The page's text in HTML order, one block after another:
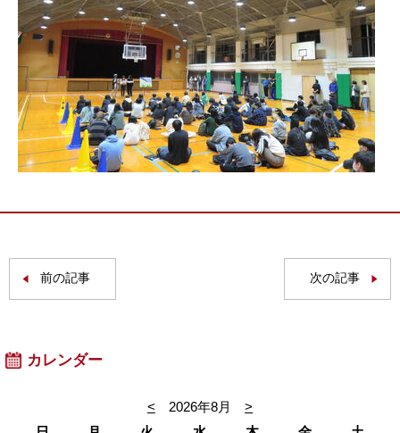
前の記事 次の記事
カレンダー
< 2026年8月
>